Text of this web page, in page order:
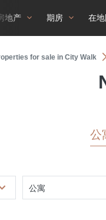
地产 期房 在
for sale in City Walk
公
公寓